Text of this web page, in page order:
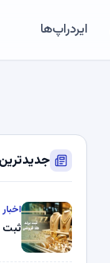
ایردراپ‌ها
ثبت